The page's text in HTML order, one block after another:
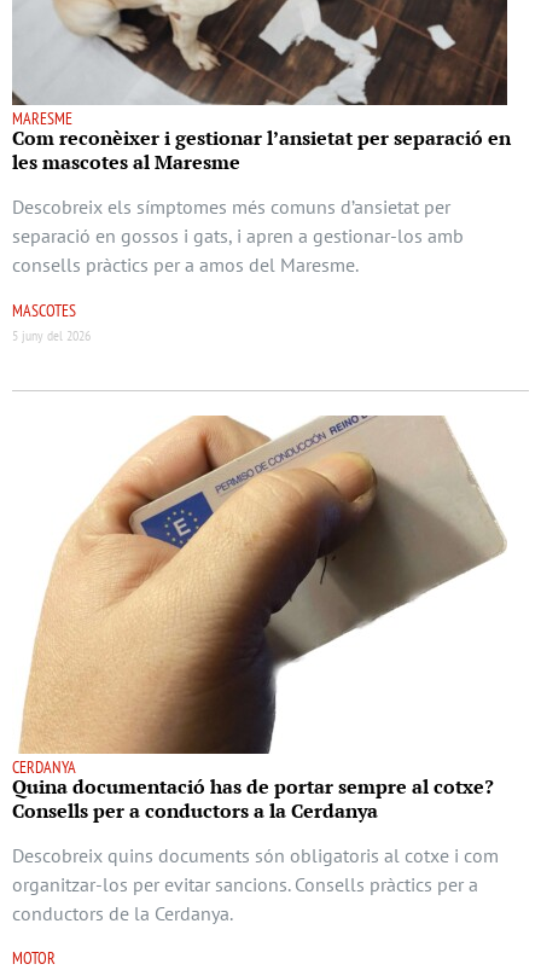
MARESME
Com reconèixer i gestionar l’ansietat per separació en
les mascotes al Maresme
Descobreix els símptomes més comuns d’ansietat per
separació en gossos i gats, i apren a gestionar-los amb
consells pràctics per a amos del Maresme.
MASCOTES
5 juny del 2026
CERDANYA
Quina documentació has de portar sempre al cotxe?
Consells per a conductors a la Cerdanya
Descobreix quins documents són obligatoris al cotxe i com
organitzar-los per evitar sancions. Consells pràctics per a
conductors de la Cerdanya.
MOTOR